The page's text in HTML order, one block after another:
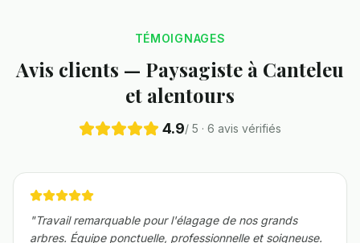
TÉMOIGNAGES
Avis clients — Paysagiste à Canteleu
et alentours
4.9/ 5 · 6 avis vérifiés
"Travail remarquable pour l'élagage de nos grands
arbres. Équipe ponctuelle, professionnelle et soigneuse.